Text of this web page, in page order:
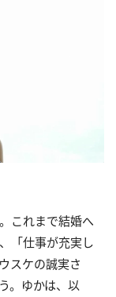
これまで結婚へ
「仕事が充実し
スケの誠実さ
。ゆかは、以